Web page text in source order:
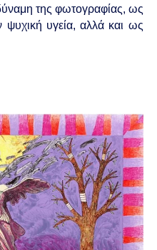
της φωτογραφίας, ως
ψυχική υγεία, αλλά και ως